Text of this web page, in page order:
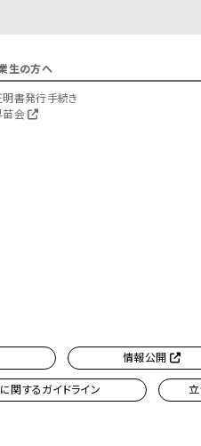
生の方へ
明書発行手続き
苗会
情報公開
関するガイドライン